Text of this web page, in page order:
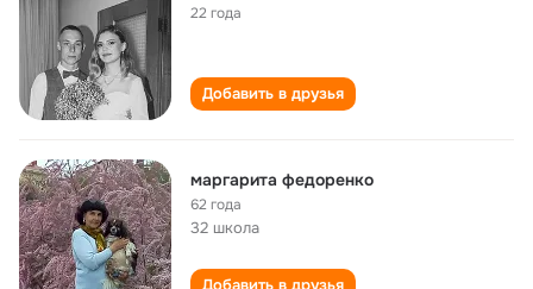
22 года
Добавить в друзья
маргарита федоренко
62 года
32 школа
Добавить в друзья